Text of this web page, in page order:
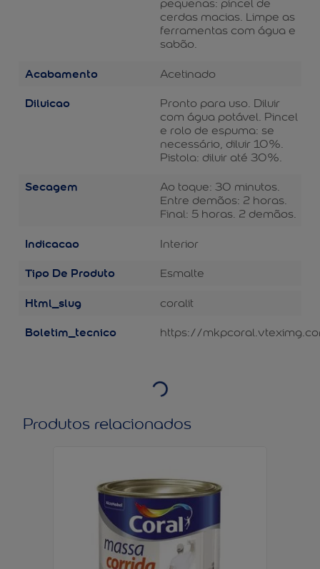
pequenas: pincel de
cerdas macias. Limpe as
ferramentas com água e
sabão.
Acabamento Acetinado
Diluicao
Pronto para uso. Diluir
com água potável. Pincel
e rolo de espuma: se
necessário, diluir 10%.
Pistola: diluir até 30%.
Secagem
Ao toque: 30 minutos.
Entre demãos: 2 horas.
Final: 5 horas. 2 demãos.
Indicacao Interior
Tipo De Produto Esmalte
Html_slug coralit
Boletim_tecnico https://
Produtos relacionados